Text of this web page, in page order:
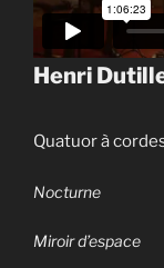
Henri
Quatuor à
Nocturne
Miroir d’espace